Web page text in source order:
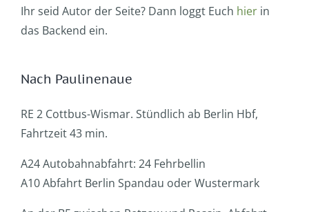
Ihr seid Autor der Seite? Dann loggt Euch hier in
das Backend ein.
Nach Paulinenaue
RE 2 Cottbus-Wismar. Stündlich ab Berlin Hbf,
Fahrtzeit 43 min.
A24 Autobahnabfahrt: 24 Fehrbellin
A10 Abfahrt Berlin Spandau oder Wustermark